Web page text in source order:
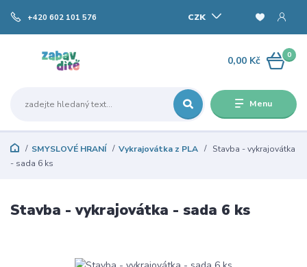
Menu
CZK
+420 602 101 576
0
0,00 Kč
SMYSLOVÉ HRANÍ Vykrajovátka z PLA
Stavba - vykrajovátka
- sada 6 ks
Stavba - vykrajovátka - sada 6 ks